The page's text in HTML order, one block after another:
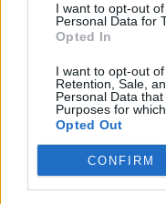
I want to opt-out
Personal Data for
Opted In
I want to opt-out
Retention, Sale,
Personal Data
Purposes for
Opted Out
CONFIRM
Bolojan
közlekedési
egy projekt,
elő